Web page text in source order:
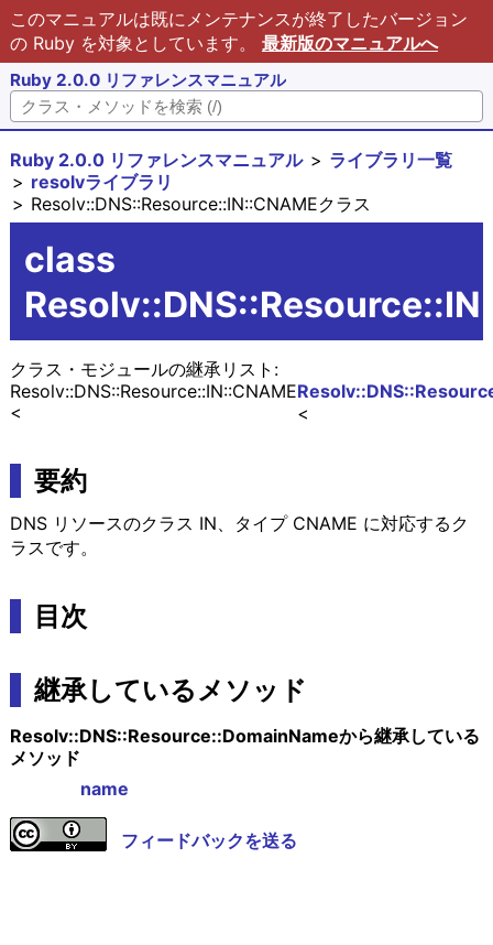
このマニュアルは既にメンテナンスが終了したバージョン
の Ruby を対象としています。 最新版のマニュアルへ
Ruby 2.0.0 リファレンスマニュアル
Ruby 2.0.0 リファレンスマニュアル
ライブラリ一覧
resolvライブラリ
Resolv::DNS::Resource::IN::CNAMEクラス
class
クラス・モジュールの継承リスト:
Resolv::DNS::Resource::IN::CNAME
要約
DNS リソースのクラス IN、タイプ CNAME に対応するク
ラスです。
目次
継承しているメソッド
Resolv::DNS::Resource::DomainNameから継承している
メソッド
name
フィードバックを送る